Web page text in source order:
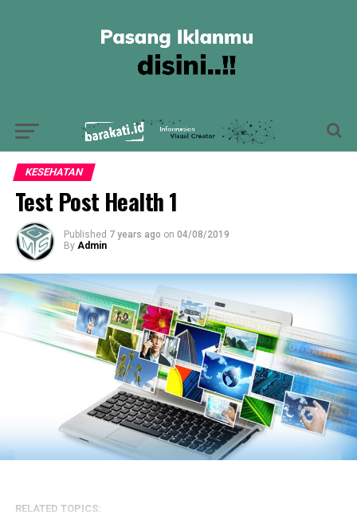
KESEHATAN
Test Post Health 1
Published 7 years ago on 04/08/2019
By Admin
RELATED TOPICS: